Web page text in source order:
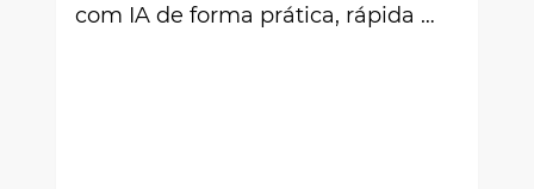
com IA de forma prática, rápida …